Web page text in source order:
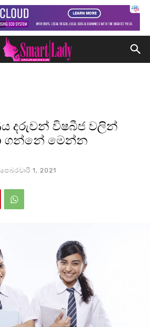
දරුවන් විෂබීජ වලින්
ගන්නේ මෙන්න
පෙබරවාරි 1, 2021